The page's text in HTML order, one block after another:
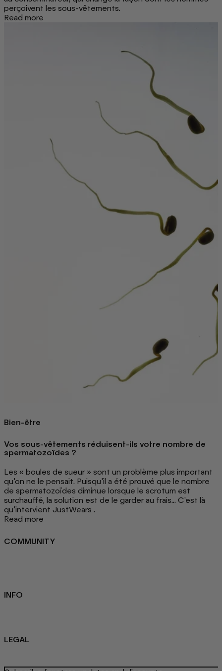
perçoivent les sous-vêtements.
Read more
Bien-être
Vos sous-vêtements réduisent-ils votre nombre de
spermatozoïdes ?
Les « boules de sueur » sont un problème plus important
qu'on ne le pensait. Puisqu'il a été prouvé que le nombre
de spermatozoïdes diminue lorsque le scrotum est
surchauffé, la solution est de le garder au frais... C'est là
qu'intervient JustWears .
Read more
COMMUNITY
INFO
LEGAL